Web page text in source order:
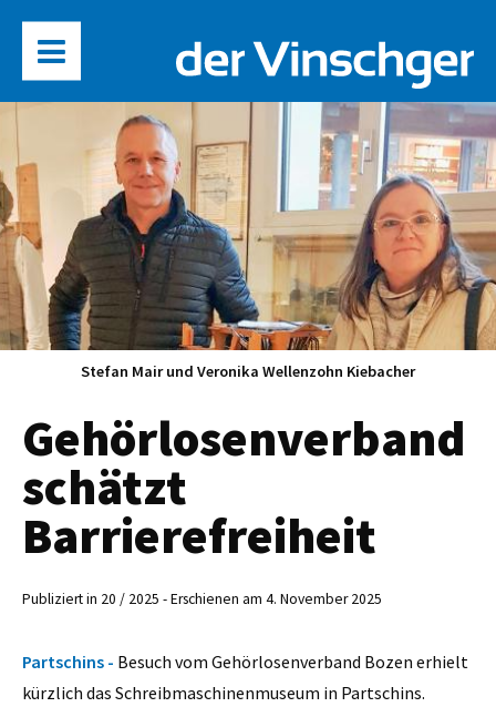
Stefan Mair und Veronika Wellenzohn Kiebacher
Gehörlosenverband
schätzt
Barrierefreiheit
Publiziert in 20 / 2025 - Erschienen am 4. November 2025
Partschins - Besuch vom Gehörlosenverband Bozen erhielt
kürzlich das Schreibmaschinenmuseum in Partschins.